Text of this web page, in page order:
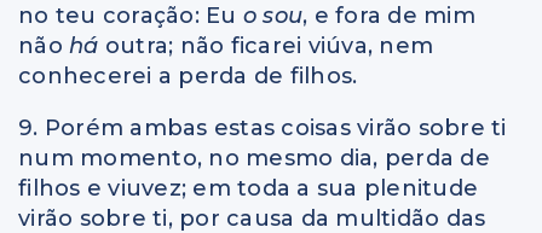
no teu coração: Eu o sou, e fora de mim
não há outra; não ficarei viúva, nem
conhecerei a perda de filhos.
9. Porém ambas estas coisas virão sobre ti
num momento, no mesmo dia, perda de
filhos e viuvez; em toda a sua plenitude
virão sobre ti, por causa da multidão das